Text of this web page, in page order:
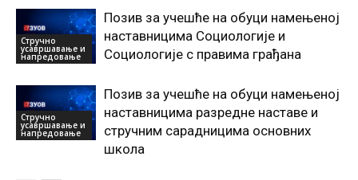
Стручно
усавршавање и
напредовање
Позив за учешће на обуци намењеној
наставницима Социологије и
Социологије с правима грађана
Стручно
усавршавање и
напредовање
Позив за учешће на обуци намењеној
наставницима разредне наставе и
стручним сарадницима основних
школа